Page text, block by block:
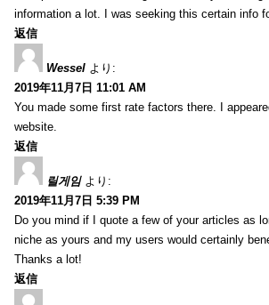
information a lot. I was seeking this certain info
返信
Wessel より:
2019年11月7日 11:01 AM
You made some first rate factors there. I
website.
返信
릴게임 より:
2019年11月7日 5:39 PM
Do you mind if I quote a few of your articles as
niche as yours and my users would certainly
Thanks a lot!
返信